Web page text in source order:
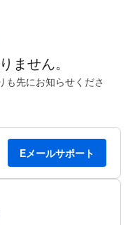
ップする
ません。
も先にお知らせくださ
Eメールサポート